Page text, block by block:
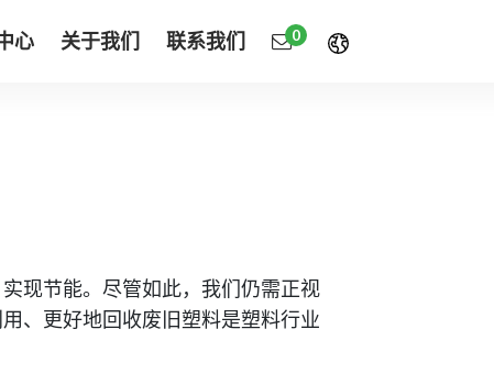
心 关于我们 联系我们 0
现节能。尽管如此，我们仍需正视
、更好地回收废旧塑料是塑料行业